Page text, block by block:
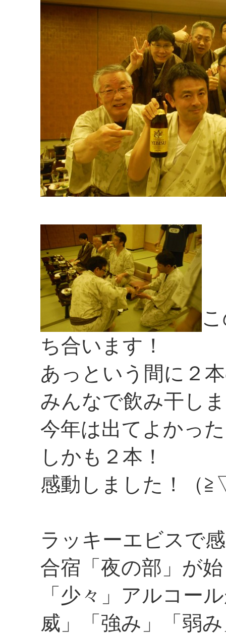
ち合います！
あっという間に２
みんなで飲み干し
今年は出てよかっ
しかも２本！
感動しました！（
ラッキーエビスで
合宿「夜の部」が
「少々」アルコー
威」「強み」「弱